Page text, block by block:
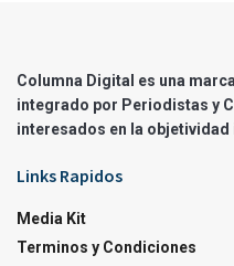
Columna Digital es una
integrado por Periodistas y
interesados en la
Links Rapidos
Media Kit
Terminos y Condiciones